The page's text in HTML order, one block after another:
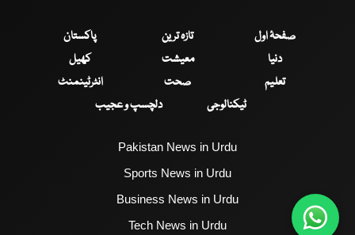
صفحۂ اول تازہ ترین
پاکستان
دنیا
معیشت
کھیل
تعلیم
صحت
انٹرٹینمنٹ
ٹیکنالوجی
دلچسپ و عجیب
Pakistan News in Urdu
Sports News in Urdu
Business News in Urdu
Tech News in Urdu